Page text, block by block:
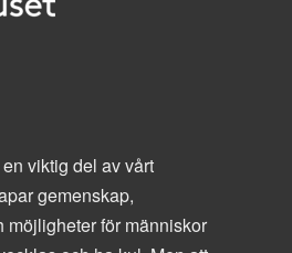
viktig del av vårt
gemenskap,
möjligheter för människor